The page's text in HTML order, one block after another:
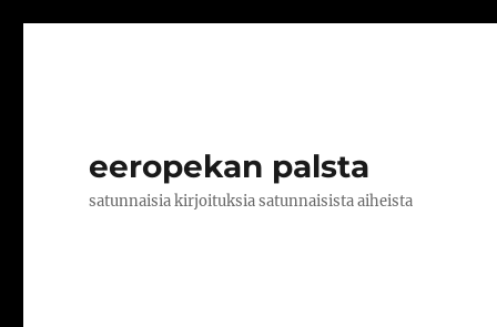
eeropekan palsta
satunnaisia kirjoituksia satunnaisista aiheista